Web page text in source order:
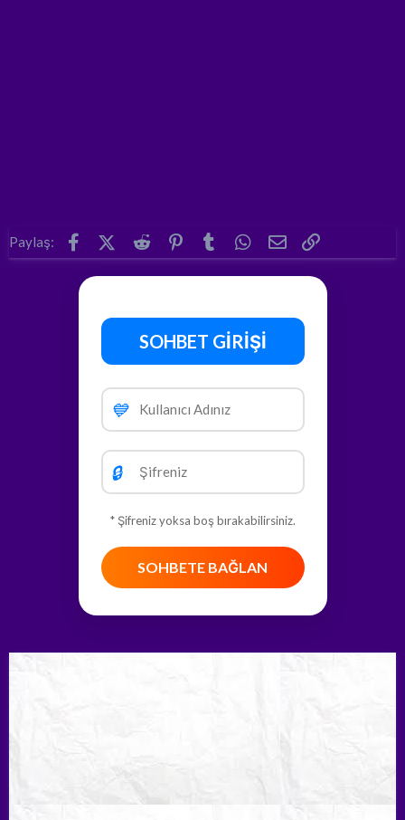
Paylaş: FacebookX (Twitter)
Reddit Pinterest
Tumblr WhatsApp
E-posta
SOHBET GİRİŞİ
💙
🔒
* Şifreniz yoksa boş bırakabilirsiniz.
SOHBETE BAĞLAN